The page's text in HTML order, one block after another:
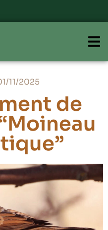
11/2025
de